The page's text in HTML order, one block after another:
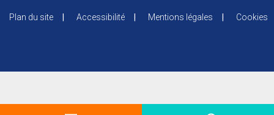
Plan du site Accessibilité Mentions légales Cookies